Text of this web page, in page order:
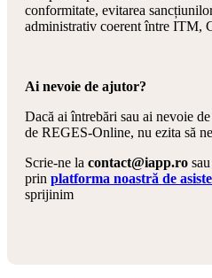
conformitate, evitarea
administrativ coerent între ITM,
Ai nevoie de ajutor?
Dacă ai întrebări sau ai nevoie
de REGES-Online, nu ezita să
Scrie-ne la contact@iapp.ro
prin platforma noastră de
sprijinim